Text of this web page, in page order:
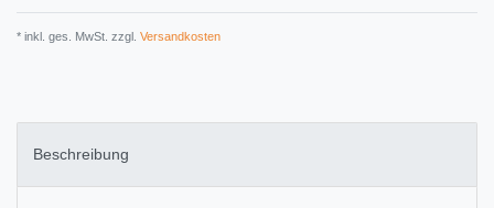
* inkl. ges. MwSt. zzgl. Versandkosten
Beschreibung